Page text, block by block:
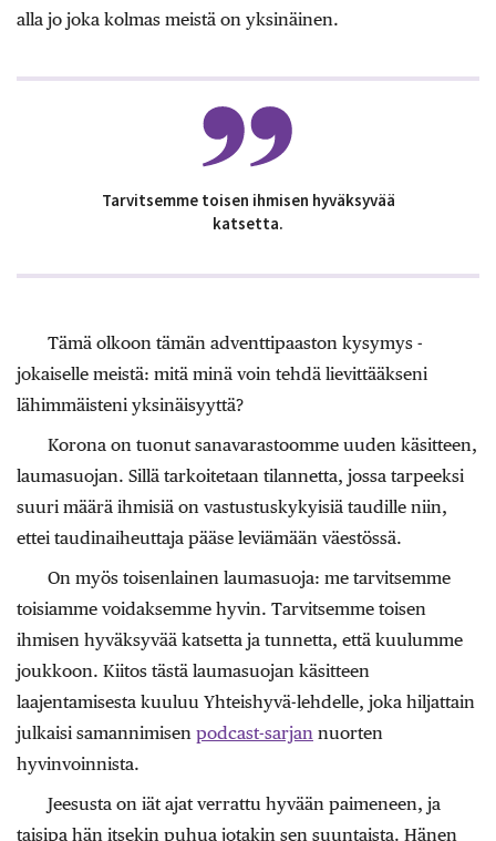
alla jo joka kolmas meistä on yksinäinen.
Tarvitsemme toisen ihmisen hyväksyvää
katsetta.
Tämä olkoon tämän adventtipaaston kysymys ­
jokaiselle meistä: mitä minä voin ­tehdä lievittääkseni
lähimmäisteni ­yksinäisyyttä?
Korona on tuonut sanavarastoomme uuden käsitteen,
laumasuojan. Sillä tarkoitetaan tilannetta, jossa tarpeeksi
suuri määrä ihmisiä on vastustuskykyisiä taudille niin,
ettei taudinaiheuttaja pääse leviämään väestössä.
On myös toisenlainen laumasuoja: me tarvitsemme
toisiamme voidaksemme hyvin. Tarvitsemme toisen
ihmisen hyväksyvää katsetta ja tunnetta, että kuulumme
joukkoon. Kiitos tästä laumasuojan käsitteen
laajentamisesta kuuluu Yhteishyvä-lehdelle, joka hiljattain
julkaisi samannimisen podcast-sarjan nuorten
hyvinvoinnista.
Jeesusta on iät ajat verrattu hyvään paimeneen, ja
taisipa hän itsekin puhua jotakin sen suuntaista. Hänen